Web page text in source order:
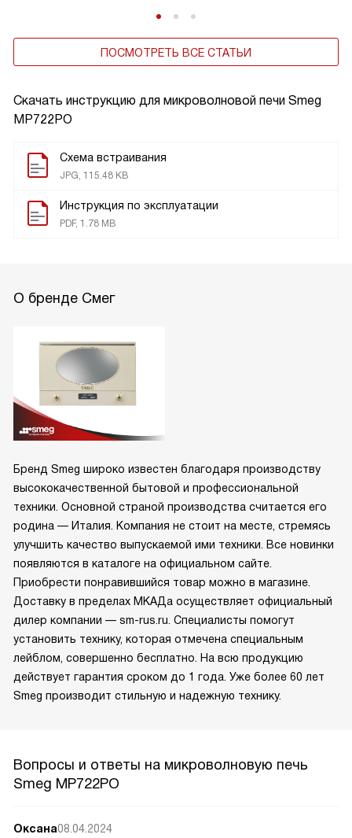
Скачать инструкцию для микроволновой печи Smeg
MP722PO
Схема встраивания
JPG, 115.48 KB
Инструкция по эксплуатации
PDF, 1.78 MB
ПОСМОТРЕТЬ ВСЕ СТАТЬИ
О бренде Смег
Бренд Smeg широко известен благодаря производству
высококачественной бытовой и профессиональной
техники. Основной страной производства считается его
родина — Италия. Компания не стоит на месте, стремясь
улучшить качество выпускаемой ими техники. Все новинки
появляются в каталоге на официальном сайте.
Приобрести понравившийся товар можно в магазине.
Доставку в пределах МКАДа осуществляет официальный
дилер компании — sm-rus.ru. Специалисты помогут
установить технику, которая отмечена специальным
лейблом, совершенно бесплатно. На всю продукцию
действует гарантия сроком до 1 года. Уже более 60 лет
Smeg производит стильную и надежную технику.
Вопросы и ответы на микроволновую печь
Smeg MP722PO
Оксана08.04.2024